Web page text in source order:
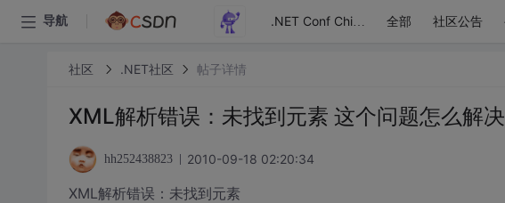
导航 .NET Conf China 全部 社区公告
社区 .NET社区 帖子详情
XML解析错误：未找到元素 这个问题怎么解决
hh252438823 2010-09-18 02:20:34
XML解析错误：未找到元素